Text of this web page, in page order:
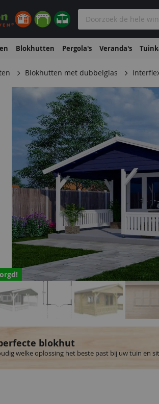
Blokhutten Pergola's Veranda's
Blokhutten met dubbelglas
blokhut
welke oplossing het beste past bij uw tuin en